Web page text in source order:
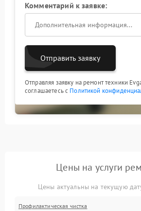
Комментарий к заявке:
Отправить заявку
Отправляя заявку на ремонт техники
соглашаетесь с Политикой
Цены на услуги
Цены актуальны на текущую
Профилактическая чистка